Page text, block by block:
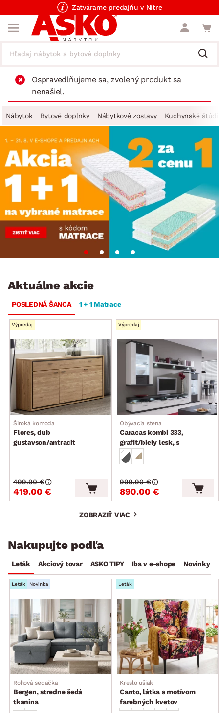
Zatvárame predajňu v Nitre
Ospravedlňujeme sa, zvolený produkt sa
nenašiel.
Nábytok Bytové doplnky Nábytkové zostavy Kuchynské
Aktuálne akcie
POSLEDNÁ ŠANCA 1 + 1 Matrace
Výpredaj
Široká komoda
Flores, dub
gustavson/antracit
419.00 €
499.90 €
Výpredaj
Obývacia stena
Caracas kombi 333,
grafit/biely lesk, s
osvetlením
890.00 €
999.90 €
ZOBRAZIŤ VIAC
Nakupujte podľa
Leták Akciový tovar ASKO TIPY Iba v e-shope Novinky
Leták Novinka
Rohová sedačka
Bergen, stredne šedá
tkanina
Leták
Kreslo ušiak
Canto, látka s motívom
farebných kvetov